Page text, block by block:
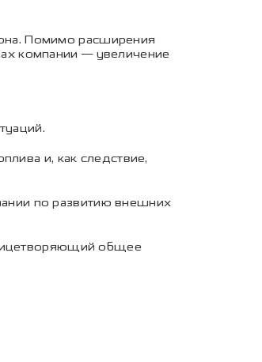
Помимо расширения
компании — увеличение
и, как следствие,
по развитию внешних
общее